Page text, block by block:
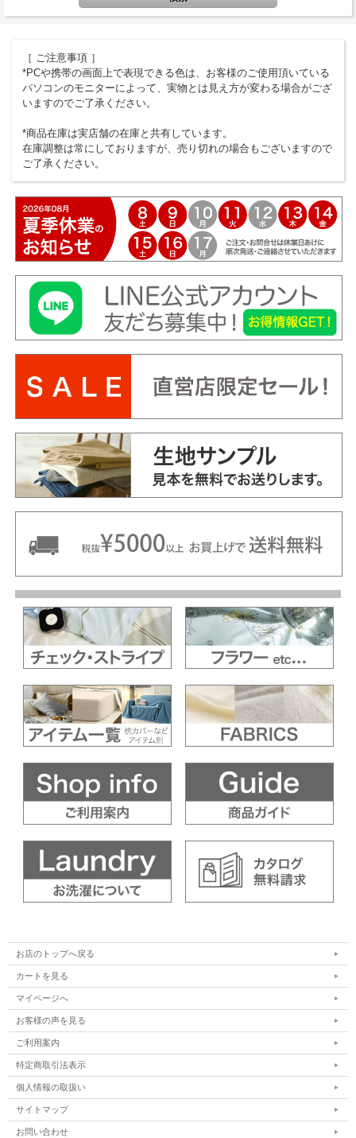
［ ご注意事項 ］
*PCや携帯の画面上で表現できる色は、お客様のご使用頂いている
パソコンのモニターによって、実物とは見え方が変わる場合がござ
いますのでご了承ください。
*商品在庫は実店舗の在庫と共有しています。
在庫調整は常にしておりますが、売り切れの場合もございますので
ご了承ください。
お店のトップへ戻る
カートを見る
マイページへ
お客様の声を見る
ご利用案内
特定商取引法表示
個人情報の取扱い
サイトマップ
お問い合わせ